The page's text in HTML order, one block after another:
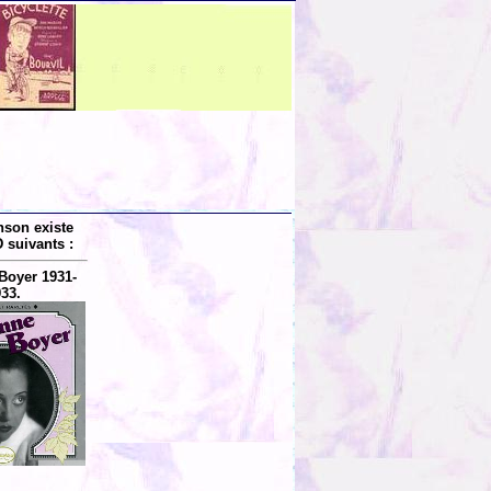
existe
suivants :
1931-